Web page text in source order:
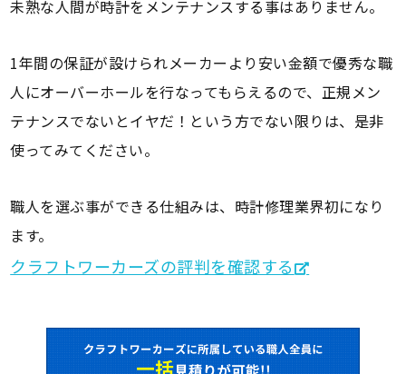
未熟な人間が時計をメンテナンスする事はありません。
1年間の保証が設けられメーカーより安い金額で優秀な職
人にオーバーホールを行なってもらえるので、正規メン
テナンスでないとイヤだ！という方でない限りは、是非
使ってみてください。
職人を選ぶ事ができる仕組みは、時計修理業界初になり
ます。
クラフトワーカーズの評判を確認する